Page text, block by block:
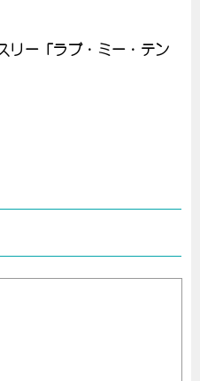
リー「ラブ・ミー・テン